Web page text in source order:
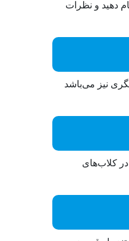
دهید و نظرات
نیز می‌باشد
کلاب‌های